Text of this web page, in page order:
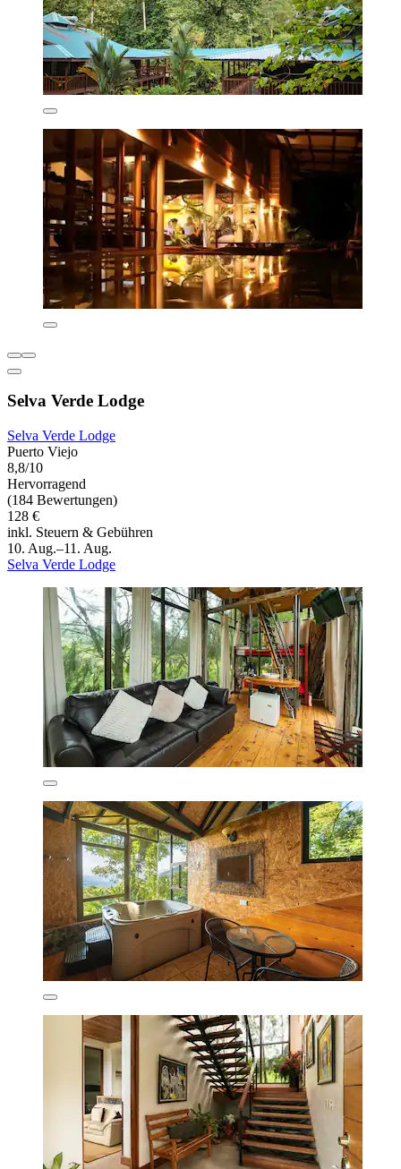
Selva Verde Lodge
Selva Verde Lodge
Puerto Viejo
8,8/10
Hervorragend
(184 Bewertungen)
128 €
inkl. Steuern & Gebühren
10. Aug.–11. Aug.
Selva Verde Lodge